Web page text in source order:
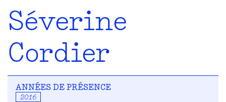
Séverine
Cordier
ANNÉES DE PRÉSENCE
2016